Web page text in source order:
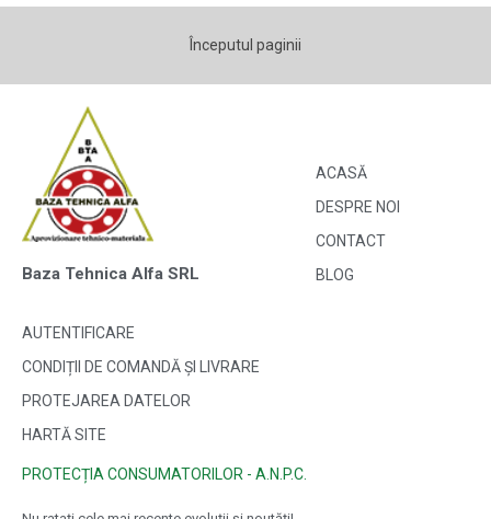
Începutul paginii
Baza Tehnica Alfa SRL
ACASĂ
DESPRE NOI
CONTACT
BLOG
AUTENTIFICARE
CONDIȚII DE COMANDĂ ȘI LIVRARE
PROTEJAREA DATELOR
HARTĂ SITE
PROTECȚIA CONSUMATORILOR - A.N.P.C.